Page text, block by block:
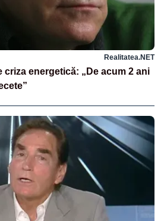
Realitatea.NET
criza energetică: „De acum 2 ani